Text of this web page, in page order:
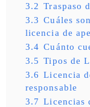
3.2 Traspaso
3.3 Cuáles
licencia de
3.4 Cuánto
3.5 Tipos de
3.6 Licencia
responsable
3.7 Licencias